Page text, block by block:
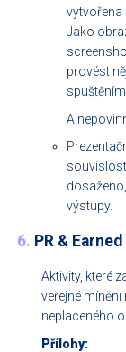
vytvořena
Jako
provést
A
výstupy.
6. PR &
Aktivity, které
veřejné
neplaceného
Přílohy: